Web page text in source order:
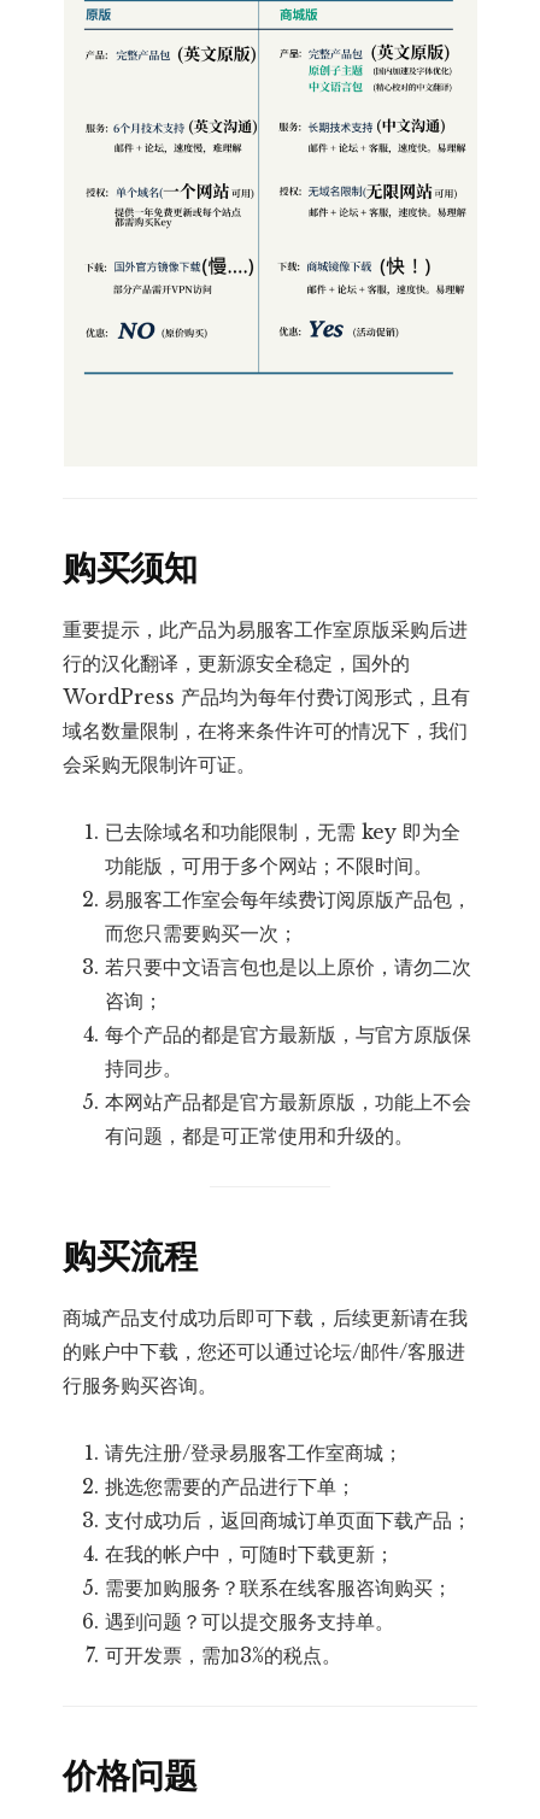
购买须知
重要提示，此产品为易服客工作室原版采购后进
行的汉化翻译，更新源安全稳定，国外的
WordPress 产品均为每年付费订阅形式，且有
域名数量限制，在将来条件许可的情况下，我们
会采购无限制许可证。
已去除域名和功能限制，无需 key 即为全
功能版，可用于多个网站；不限时间。
易服客工作室会每年续费订阅原版产品包，
而您只需要购买一次；
若只要中文语言包也是以上原价，请勿二次
咨询；
每个产品的都是官方最新版，与官方原版保
持同步。
本网站产品都是官方最新原版，功能上不会
有问题，都是可正常使用和升级的。
购买流程
商城产品支付成功后即可下载，后续更新请在我
的账户中下载，您还可以通过论坛/邮件/客服进
行服务购买咨询。
请先注册/登录易服客工作室商城；
挑选您需要的产品进行下单；
支付成功后，返回商城订单页面下载产品；
在我的帐户中，可随时下载更新；
需要加购服务？联系在线客服咨询购买；
遇到问题？可以提交服务支持单。
可开发票，需加3%的税点。
价格问题